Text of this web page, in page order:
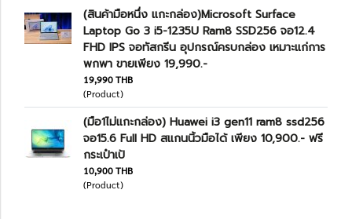
(สินค้ามือหนึ่ง แกะกล่อง)Microsoft Surface
Laptop Go 3 i5-1235U Ram8 SSD256 จอ12.4
FHD IPS จอทัสกรีน อุปกรณ์ครบกล่อง เหมาะแก่การ
พกพา ขายเพียง 19,990.-
19,990 THB
(Product)
(มือ1ไม่แกะกล่อง) Huawei i3 gen11 ram8 ssd256
จอ15.6 Full HD สแกนนิ้วมือได้ เพียง 10,900.- ฟรี
กระเป๋าเป้
10,900 THB
(Product)